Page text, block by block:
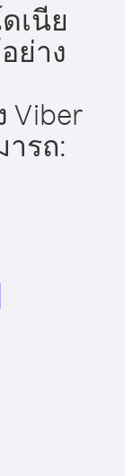
เนีย
ย่าง
Viber
รถ: